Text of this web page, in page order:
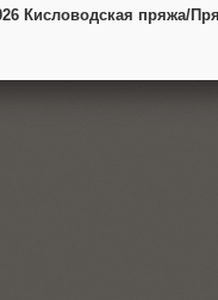
Кисловодская пряжа/